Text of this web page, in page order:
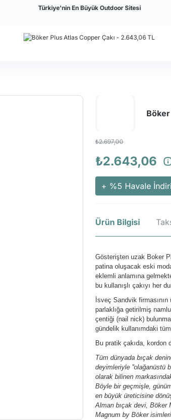
Türkiye'nin En Büyük Outdoor Sitesi
₺2.697,00
₺2.643,06
+ %5 Havale
Ürün Bilgisi
Gösterişten uzak Boker
patina oluşacak eski
eklemli anlamına
bu kullanışlı çakıyı her
İsveç Sandvik
parlaklığa getirilmiş
çentiği (nail nick)
gündelik kullanımdaki
Bu pratik çakıda, kordon
Tüm dünyada bıçak
deyimleriyle ''olağanüstü
olarak bilinen
Böyle bir geçmişle,
en büyük üreticisine
Alman bıçak devi, Böker
Magnum by Böker